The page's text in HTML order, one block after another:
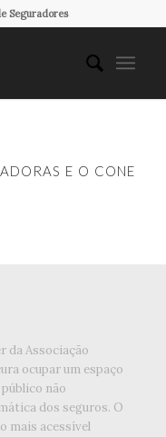
Seguradores
E O CONE
da Associação
ocupar um espaço
não
dos seguros. O
mais acessível